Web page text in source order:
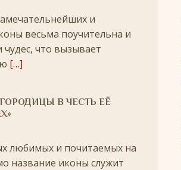
ПОСТ
2025 года: что будет в храме?
2025 года: что будет в храме?
ЛИК БОГОРОДИЦЫ
и
весьма поучительна и
что вызывает
[…]
В ЧЕСТЬ ЕЁ
любимых и почитаемых на
название иконы служит